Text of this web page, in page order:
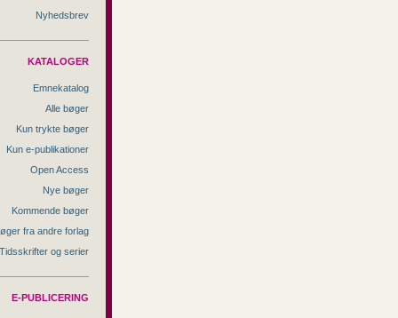
Nyhedsbrev
KATALOGER
Emnekatalog
Alle bøger
Kun trykte bøger
Kun e-publikationer
Open Access
Nye bøger
Kommende bøger
fra andre forlag
Tidsskrifter og serier
E-PUBLICERING